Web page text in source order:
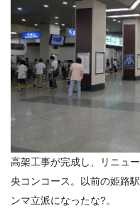
高架工事が完成し、リニュ
央コンコース。以前の姫路
ンマ立派になったな?。